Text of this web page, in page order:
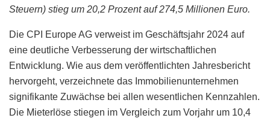
Steuern) stieg um 20,2 Prozent auf 274,5 Millionen Euro.
Die CPI Europe AG verweist im Geschäftsjahr 2024 auf
eine deutliche Verbesserung der wirtschaftlichen
Entwicklung. Wie aus dem veröffentlichten Jahresbericht
hervorgeht, verzeichnete das Immobilienunternehmen
signifikante Zuwächse bei allen wesentlichen Kennzahlen.
Die Mieterlöse stiegen im Vergleich zum Vorjahr um 10,4